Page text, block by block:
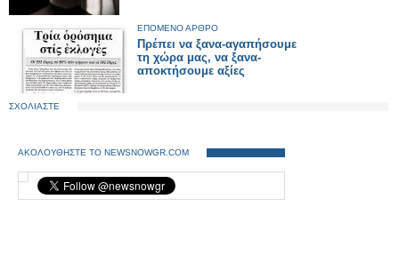
ΕΠΟΜΕΝΟ ΑΡΘΡΟ
Πρέπει να ξανα-αγαπήσουμε
τη χώρα μας, να ξανα-
αποκτήσουμε αξίες
ΣΧΟΛΙΑΣΤΕ
ΑΚΟΛΟΥΘΗΣΤΕ ΤΟ NEWSNOWGR.COM